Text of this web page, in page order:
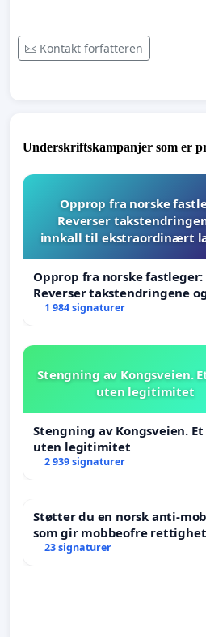
Kontakt forfatteren
Underskriftskampanjer som er
Opprop fra norske
Reverser
innkall til ekstraordinært
Opprop fra norske fastleger:
Reverser takstendringene
til ekstraordinært landsråd
1 984 signaturer
Stengning av Kongsveien.
uten legitimitet
Stengning av Kongsveien.
uten legitimitet
2 939 signaturer
Støtter du en norsk anti-
som gir mobbeofre
oppreisning og hjelp?
23 signaturer